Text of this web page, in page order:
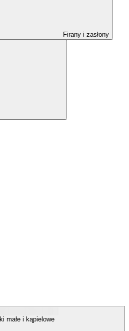
Firany i zasłony
małe i kąpielowe